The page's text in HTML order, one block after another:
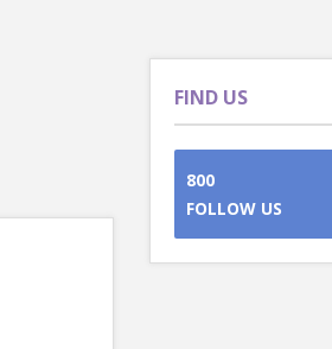
FIND US
800
FOLLOW US